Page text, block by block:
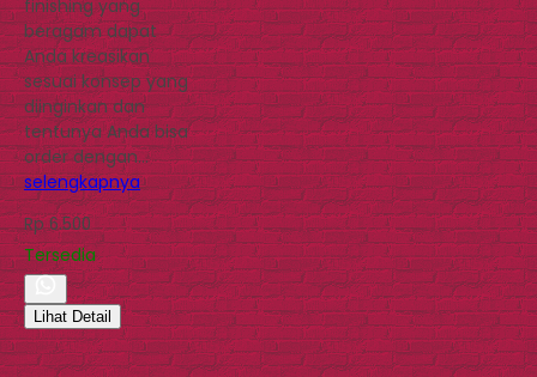
finishing yang
beragam dapat
Anda kreasikan
sesuai konsep yang
diinginkan dan
tentunya Anda bisa
order dengan…
selengkapnya
Rp 6.500
Tersedia
Lihat Detail